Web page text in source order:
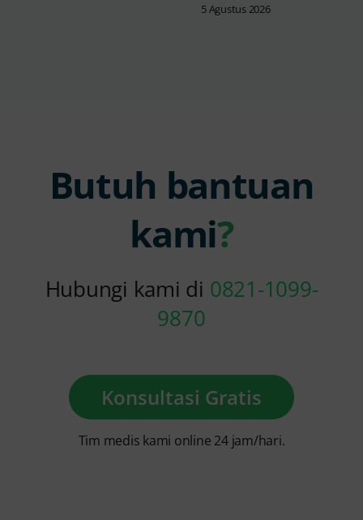
5 Agustus 2026
Butuh bantuan
kami?
Hubungi kami di 0821-1099-
9870
Konsultasi Gratis
Tim medis kami online 24 jam/hari.